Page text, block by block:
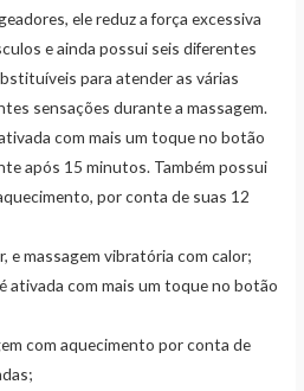
ele reduz a força excessiva
e ainda possui seis diferentes
para atender as várias
sensações durante a massagem.
com mais um toque no botão
após 15 minutos. Também possui
por conta de suas 12
e massagem vibratória com calor;
ativada com mais um toque no botão
com aquecimento por conta de